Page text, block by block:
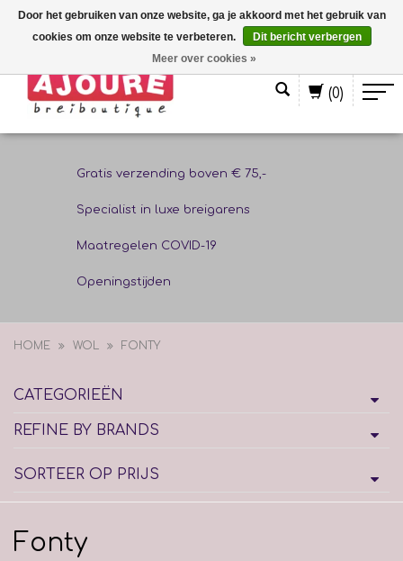
(0)
Gratis verzending boven € 75,-
Specialist in luxe breigarens
Maatregelen COVID-19
Openingstijden
HOME WOL FONTY
CATEGORIEËN
REFINE BY BRANDS
SORTEER OP PRIJS
Fonty
Door het gebruiken van onze website, ga je akkoord met het gebruik van
cookies om onze website te verbeteren.
Dit bericht verbergen
Meer over cookies »